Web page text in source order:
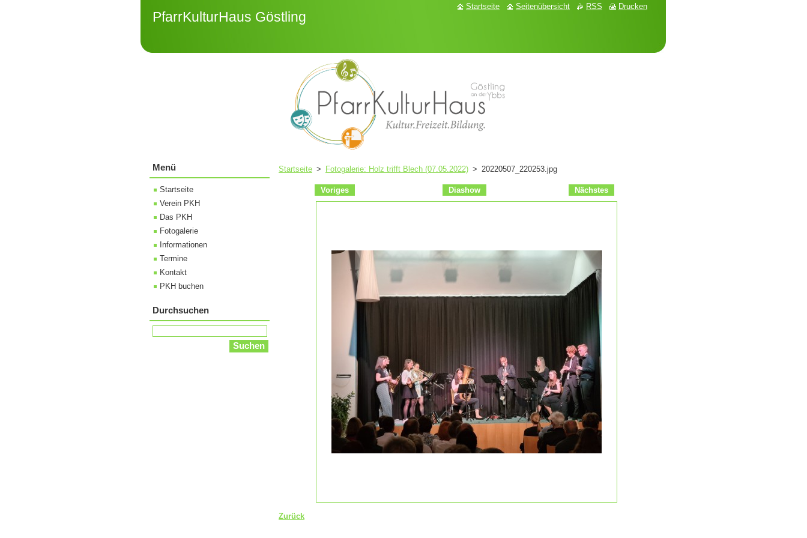
PfarrKulturHaus Göstling
Startseite > Fotogalerie: Holz trifft Blech (07.05.2022) > 20220507_220253.jpg
Voriges Diashow Nächstes
Zurück
Menü
Startseite
Verein PKH
Das PKH
Fotogalerie
Informationen
Termine
Kontakt
PKH buchen
Durchsuchen
Startseite Seitenübersicht RSS Drucken